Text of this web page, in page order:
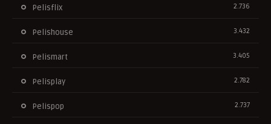
Pelisflix 2.736
Pelishouse 3.432
Pelismart 3.405
Pelisplay 2.782
Pelispop 2.737